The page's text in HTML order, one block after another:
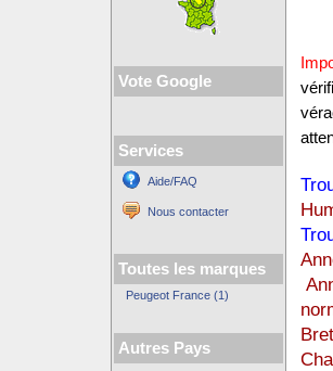
Vote Google
Services
Aide/FAQ
Nous contacter
Toutes les marques
Peugeot France (1)
Autres Pays